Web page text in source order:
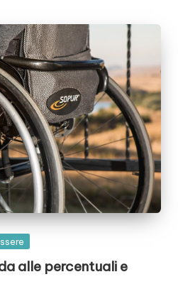
alle percentuali e